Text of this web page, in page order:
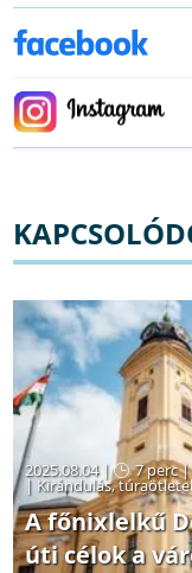
2025.08.04 | 7 perc
|Kirándulás,
A főnixlelkű
úti célok a